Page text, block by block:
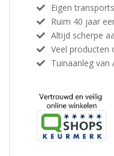
Eigen
Ruim 40 jaar
Altijd scherpe
Veel producten
Tuinaanleg van